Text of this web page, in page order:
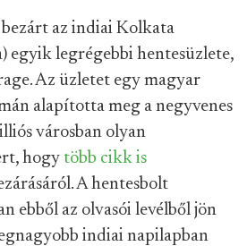
az indiai Kolkata
egyik legrégebbi hentesüzlete,
Az üzletet egy magyar
alapította meg a negyvenes
városban olyan
hogy több cikk is
A hentesbolt
ebből az olvasói levélből jön
indiai napilapban